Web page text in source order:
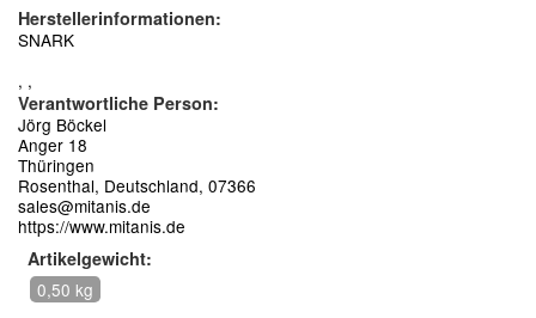
Herstellerinformationen:
SNARK
, ,
Verantwortliche Person:
Jörg Böckel
Anger 18
Thüringen
Rosenthal, Deutschland, 07366
sales@mitanis.de
https://www.mitanis.de
Artikelgewicht:
0,50 kg